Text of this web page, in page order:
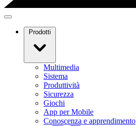
Prodotti
Multimedia
Sistema
Produttività
Sicurezza
Giochi
App per Mobile
Conoscenza e apprendimento